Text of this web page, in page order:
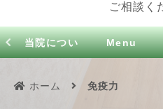
ご相談く
当院につい Menu
ホーム
免疫力